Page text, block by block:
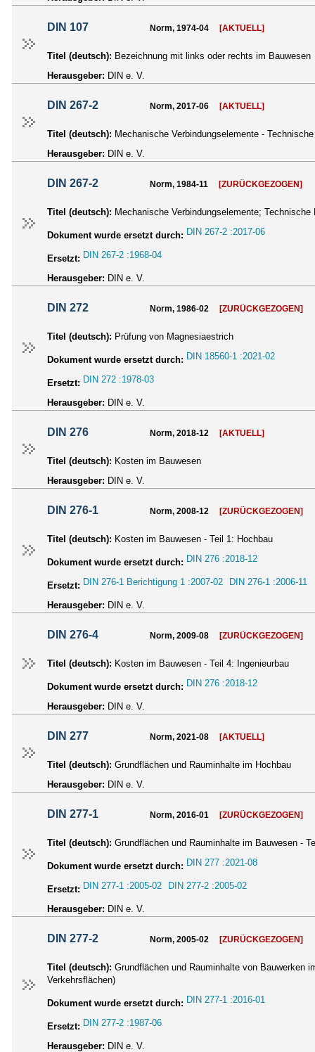
DIN 107 Norm, 1974-04 [AKTUELL]
Titel (deutsch): Bezeichnung mit links oder rechts im Bauwesen
Herausgeber: DIN e. V.
DIN 267-2 Norm, 2017-06 [AKTUELL]
Titel (deutsch): Mechanische Verbindungselemente -
Herausgeber: DIN e. V.
DIN 267-2 Norm, 1984-11 [ZURÜCKGEZOGEN]
Titel (deutsch): Mechanische Verbindungselemente;
Dokument wurde ersetzt durch: DIN 267-2 :2017-06
Ersetzt: DIN 267-2 :1968-04
Herausgeber: DIN e. V.
DIN 272 Norm, 1986-02 [ZURÜCKGEZOGEN]
Titel (deutsch): Prüfung von Magnesiaestrich
Dokument wurde ersetzt durch: DIN 18560-1 :2021-02
Ersetzt: DIN 272 :1978-03
Herausgeber: DIN e. V.
DIN 276 Norm, 2018-12 [AKTUELL]
Titel (deutsch): Kosten im Bauwesen
Herausgeber: DIN e. V.
DIN 276-1 Norm, 2008-12 [ZURÜCKGEZOGEN]
Titel (deutsch): Kosten im Bauwesen - Teil 1: Hochbau
Dokument wurde ersetzt durch: DIN 276 :2018-12
Ersetzt: DIN 276-1 Berichtigung 1 :2007-02 DIN 276-1 :2006-11
Herausgeber: DIN e. V.
DIN 276-4 Norm, 2009-08 [ZURÜCKGEZOGEN]
Titel (deutsch): Kosten im Bauwesen - Teil 4: Ingenieurbau
Dokument wurde ersetzt durch: DIN 276 :2018-12
Herausgeber: DIN e. V.
DIN 277 Norm, 2021-08 [AKTUELL]
Titel (deutsch): Grundflächen und Rauminhalte im Hochbau
Herausgeber: DIN e. V.
DIN 277-1 Norm, 2016-01 [ZURÜCKGEZOGEN]
Titel (deutsch): Grundflächen und Rauminhalte im Bauwesen -
Dokument wurde ersetzt durch: DIN 277 :2021-08
Ersetzt: DIN 277-1 :2005-02 DIN 277-2 :2005-02
Herausgeber: DIN e. V.
DIN 277-2 Norm, 2005-02 [ZURÜCKGEZOGEN]
Titel (deutsch): Grundflächen und Rauminhalte von Bauwerken
Verkehrsflächen)
Dokument wurde ersetzt durch: DIN 277-1 :2016-01
Ersetzt: DIN 277-2 :1987-06
Herausgeber: DIN e. V.